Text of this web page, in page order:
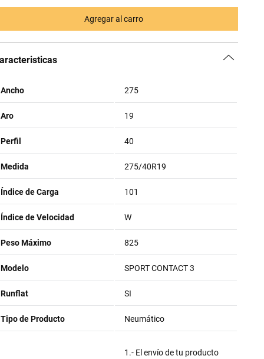
Agregar al carro
Ancho 275
Aro 19
Perfil 40
Medida 275/40R19
Índice de Carga 101
Índice de Velocidad W
Peso Máximo 825
Modelo SPORT CONTACT 3
Runflat SI
Tipo de Producto Neumático
1.- El envío de tu producto